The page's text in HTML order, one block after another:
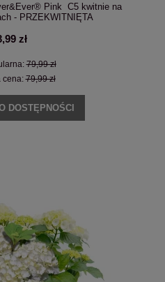
Pink C5 kwitnie na
- PRZEKWITNIĘTA
zł
79,99 zł
cena:79,99 zł
DOSTĘPNOŚCI